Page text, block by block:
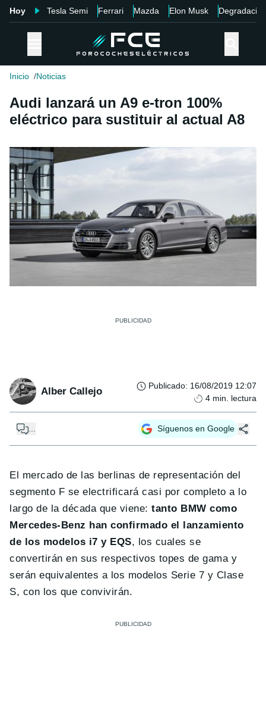
Hoy Tesla Semi Ferrari Mazda Elon Musk Degradación
Inicio Noticias
Audi lanzará un A9 e-tron 100%
eléctrico para sustituir al actual A8
Alber Callejo Publicado: 16/08/2019 12:07
4 min. lectura
... Síguenos en Google
El mercado de las berlinas de representación del
segmento F se electrificará casi por completo a lo
largo de la década que viene: tanto BMW como
Mercedes-Benz han confirmado el lanzamiento
de los modelos i7 y EQS, los cuales se
convertirán en sus respectivos topes de gama y
serán equivalentes a los modelos Serie 7 y Clase
S, con los que convivirán.